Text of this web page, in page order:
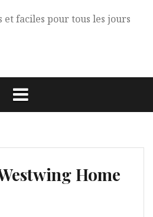
et faciles pour tous les jours
Home